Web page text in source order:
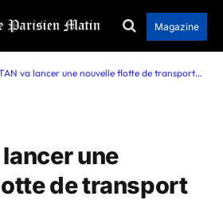
Magazine
va lancer une nouvelle flotte de transport aérien stratégique d’A400M
lancer une
de transport